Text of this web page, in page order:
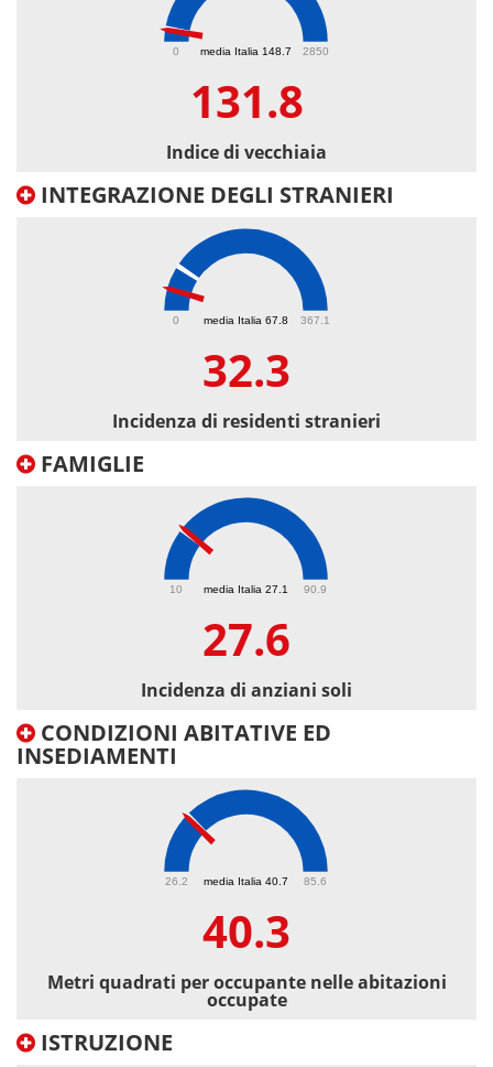
media Italia 148.7
0 2850
131.8
Indice di vecchiaia
INTEGRAZIONE DEGLI STRANIERI
media Italia 67.8
0 367.1
32.3
Incidenza di residenti stranieri
FAMIGLIE
media Italia 27.1
10 90.9
27.6
Incidenza di anziani soli
CONDIZIONI ABITATIVE ED
INSEDIAMENTI
media Italia 40.7
26.2 85.6
40.3
Metri quadrati per occupante nelle abitazioni
occupate
ISTRUZIONE